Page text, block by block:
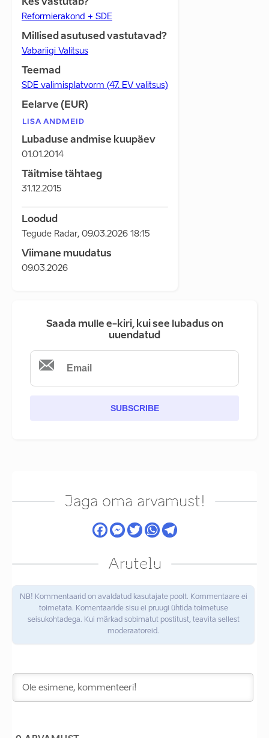
Kes vastutab?
Reformierakond + SDE
Millised asutused vastutavad?
Vabariigi Valitsus
Teemad
SDE valimisplatvorm (47. EV valitsus)
Eelarve (EUR)
LISA ANDMEID
Lubaduse andmise kuupäev
01.01.2014
Täitmise tähtaeg
31.12.2015
Loodud
Tegude Radar, 09.03.2026 18:15
Viimane muudatus
09.03.2026
Saada mulle e-kiri, kui see lubadus on
uuendatud
SUBSCRIBE
Jaga oma arvamust!
Arutelu
NB! Kommentaarid on avaldatud kasutajate poolt. Kommentaare ei
toimetata. Komentaaride sisu ei pruugi ühtida toimetuse
seisukohtadega. Kui märkad sobimatut postitust, teavita sellest
moderaatoreid.